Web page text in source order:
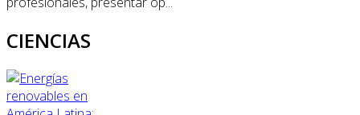
CIENCIAS